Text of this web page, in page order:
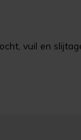
vuil en